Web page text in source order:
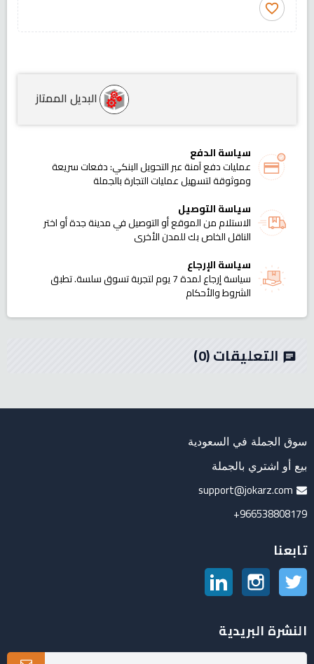
favorite_border
البديل الممتاز
سياسة الدفع
عمليات دفع آمنة عبر التحويل البنكي: دفعات سريعة
وموثوقة لتسهيل عمليات التجارة بالجملة
سياسة التوصيل
الاستلام من الموقع أو التوصيل في مدينة جدة أو اختر
الناقل الخاص بك للمدن الأخرى
سياسة الإرجاع
سياسة إرجاع لمدة 7 يوم لتجربة تسوق سلسة. تطبق
الشروط والأحكام
chat التعليقات(0)
سوق الجملة في السعودية
بيع أو اشتري بالجملة
support@jokarz.com
966538808179+
تابعنا
تويتر انستغرام
النشرة البريدية